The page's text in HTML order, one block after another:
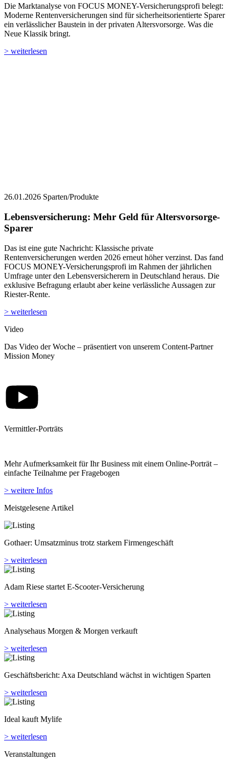
> weiterlesen
Das ist eine gute Nachricht: Klassische private
FOCUS MONEY-Versicherungsprofi im Rahmen der jährlichen
Umfrage unter den Lebensversicherern in Deutschland heraus. Die
exklusive Befragung erlaubt aber keine verlässliche Aussagen zur
Riester-Rente.
> weiterlesen
Video
Das Video der Woche – präsentiert von unserem Content-Partner
Gothaer: Umsatzminus trotz starkem Firmengeschäft
> weiterlesen
Veranstaltungen
Der VP als Epaper
Der VersicherungsProfi ist das ePaper für die Vertriebspartner der
Vertrieb.